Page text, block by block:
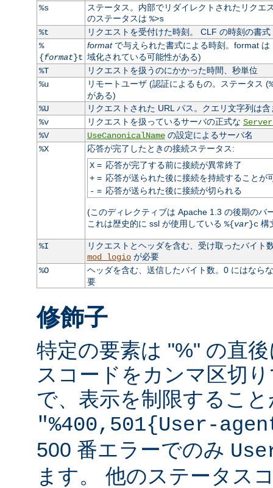
%s
ステータス。内部でリダイレクトされたリク
のステータスは %>s
%t
リクエストを受付けた時刻。 CLF の時刻の書
%
{format}t
formatで与えられた書式による時刻。format は
域化されている可能性がある)
%T
リクエストを扱うのにかかった時間、秒単位
%u
リモートユーザ (認証によるもの。ステータス (
がある)
%U
リクエストされた URL パス。クエリ文字列は含
%v
リクエストを扱っているサーバの正式な
%V
UseCanonicalNameの設定によるサーバ名
%X
応答が完了したときの接続ステータス:
X= 応答が完了する前に接続が異常終了
+= 応答が送られた後に接続を持続することが
- = 応答が送られた後に接続が切られる
(このディレクティブは Apache 1.3 の後期のバ
これは歴史的に ssl が使用している %{var}c構
%I
リクエストとヘッダを含む、受け取ったバイ
mod_logioが必要
%O
ヘッダを含む、送信したバイト数。0 にはなら
要
修飾子
特定の要素は "%" の直
スコードをカンマ区切
で、表示を制限するこ
"%400,501{User-
500 番エラーでのみ
ます。 他のステータス